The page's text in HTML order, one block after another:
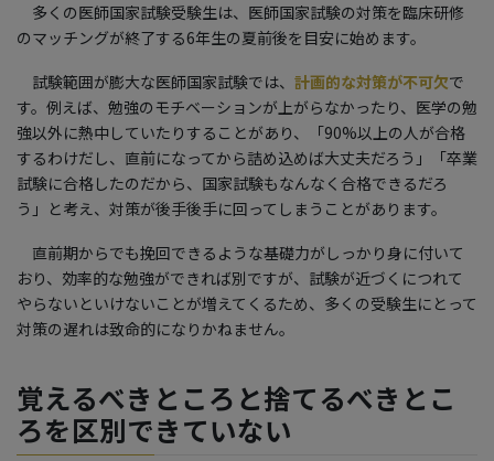
多くの医師国家試験受験生は、医師国家試験の対策を臨床研修
のマッチングが終了する6年生の夏前後を目安に始めます。
試験範囲が膨大な医師国家試験では、 計画的な対策が不可欠で
す。例えば、勉強のモチベーションが上がらなかったり、医学の勉
強以外に熱中していたりすることがあり、「90%以上の人が合格
するわけだし、直前になってから詰め込めば大丈夫だろう」「卒業
試験に合格したのだから、国家試験もなんなく合格できるだろ
う」と考え、対策が後手後手に回ってしまうことがあります。
直前期からでも挽回できるような基礎力がしっかり身に付いて
おり、効率的な勉強ができれば別ですが、試験が近づくにつれて
やらないといけないことが増えてくるため、多くの受験生にとって
対策の遅れは致命的になりかねません。
覚えるべきところと捨てるべきとこ
ろを区別できていない